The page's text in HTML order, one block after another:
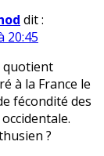
dit :
20:45
quotient
à la France le
fécondité des
?